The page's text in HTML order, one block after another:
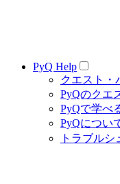
PyQ Help
クエスト・
PyQのクエ
PyQで学べ
PyQについ
トラブル